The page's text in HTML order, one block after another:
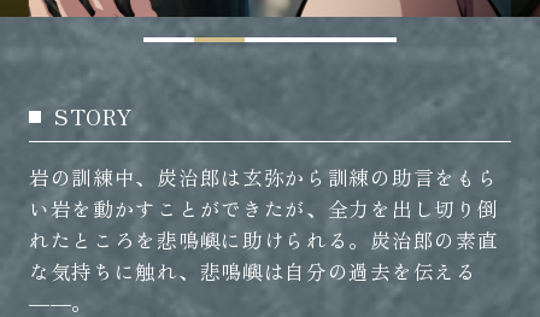
STORY
岩の訓練中、炭治郎は玄弥から訓練の助言をもら
い岩を動かすことができたが、全力を出し切り倒
れたところを悲鳴嶼に助けられる。炭治郎の素直
な気持ちに触れ、悲鳴嶼は自分の過去を伝える
――。